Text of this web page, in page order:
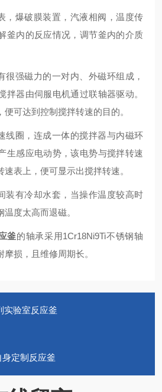
，爆破膜装置，汽液相阀，温度传
釜内的反应情况，调节釜内的介质
很强磁力的一对内、外磁环组成，
拌器由伺服电机通过联轴器驱动。
可达到控制搅拌转速的目的。
线圈，连成一体的搅拌器与内磁环
生感应电动势，该电势与搅拌转速
表上，便可显示出搅拌转速。
装有冷却水套，当操作温度较高时
度太高而退磁。
釜的轴承采用1Cr18Ni9Ti不锈钢轴
损，且维修周期长。
实验室反应釜
定制反应釜